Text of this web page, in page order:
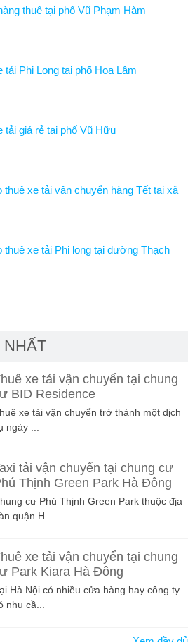
thuê tại phố Vũ Phạm Hàm
tải Phi Long tại phố Hoa Lâm
tải giá rẻ tại phố Vũ Hữu
thuê xe tải vận chuyển hàng Tết tại xã
thuê xe tải Phi long tại đường Thạch
NHẤT
xe tải vận chuyển tại chung
BID Residence
xe tải vận chuyển trở thành một dịch
ngày ...
tải vận chuyển tại chung cư
Thịnh Green Park Hà Đông
cư Phú Thịnh Green Park thuộc địa
quận H...
xe tải vận chuyển tại chung
Park Kiara Hà Đông
Hà Nội có nhiều cửa hàng hay công ty
nhu cầ...